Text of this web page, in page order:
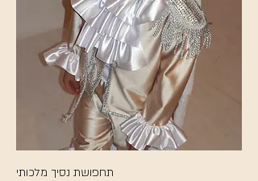
תחפושת נסיך מלכותי